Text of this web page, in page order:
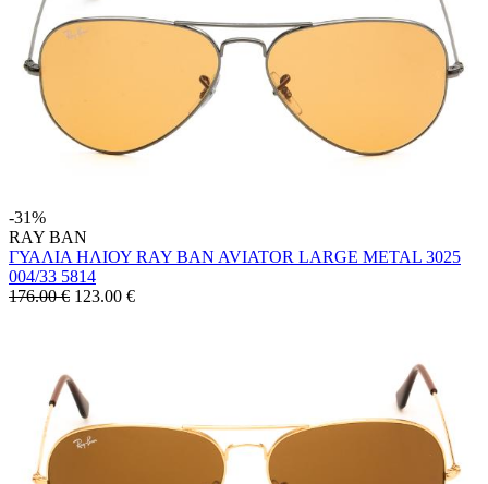
-31%
RAY BAN
ΓΥΑΛΙΑ ΗΛΙΟΥ RAY BAN AVIATOR LARGE METAL 3025
004/33 5814
176.00 € 123.00 €